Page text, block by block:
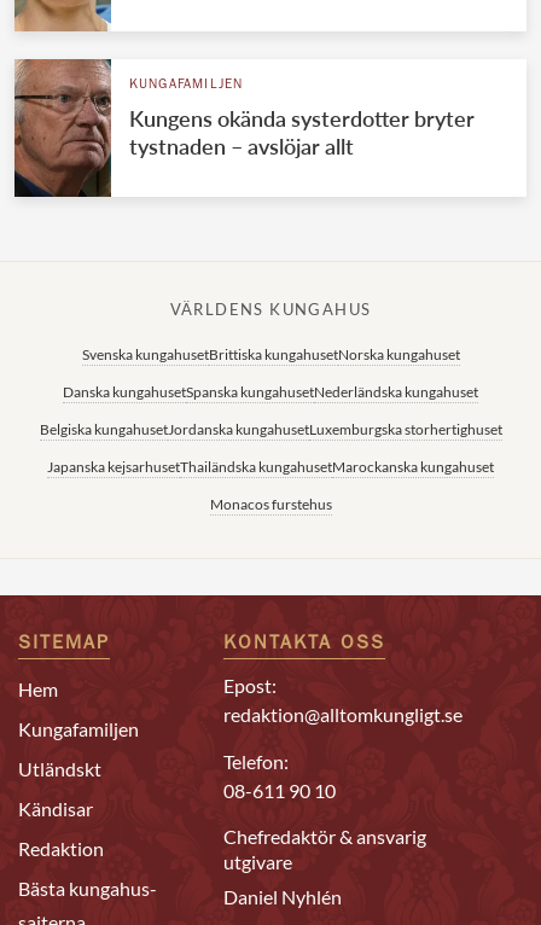
KUNGAFAMILJEN
Kungens okända systerdotter bryter
tystnaden – avslöjar allt
VÄRLDENS KUNGAHUS
Svenska kungahusetBrittiska kungahusetNorska kungahuset
Danska kungahusetSpanska kungahusetNederländska kungahuset
Belgiska kungahusetJordanska kungahusetLuxemburgska storhertighuset
Japanska kejsarhusetThailändska kungahusetMarockanska kungahuset
Monacos furstehus
SITEMAP
Hem
Kungafamiljen
Utländskt
Kändisar
Redaktion
Bästa kungahus-
KONTAKTA OSS
Epost:
redaktion@alltomkungligt.se
Telefon:
08-611 90 10
Chefredaktör & ansvarig
utgivare
Daniel Nyhlén